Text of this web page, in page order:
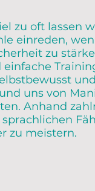
zu oft lassen
einreden,
zu
uns von
Anhand
zu meistern.